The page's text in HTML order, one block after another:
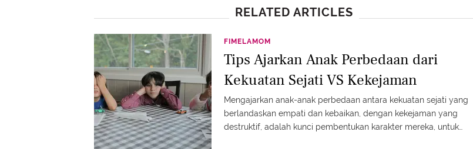
RELATED ARTICLES
FIMELAMOM
Tips Ajarkan Anak Perbedaan dari
Kekuatan Sejati VS Kekejaman
Mengajarkan anak-anak perbedaan antara kekuatan sejati yang
berlandaskan empati dan kebaikan, dengan kekejaman yang
destruktif, adalah kunci pembentukan karakter mereka, untuk